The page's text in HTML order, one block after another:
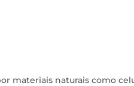
materiais naturais como